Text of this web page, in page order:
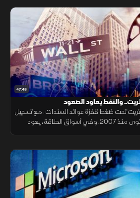
47:48
والنفط يعاود الصعود
تحت ضغط قفزة عوائد السندات، مع تسجيل
عوائد الـ30 عاما أعلى مستوى منذ 2007. وفي أسواق الطاقة، يعود